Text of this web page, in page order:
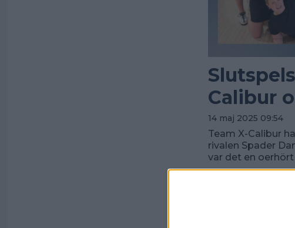
Calibur
14 maj 2025 09:54
Team X-Calibur
rivalen Spader
var det en